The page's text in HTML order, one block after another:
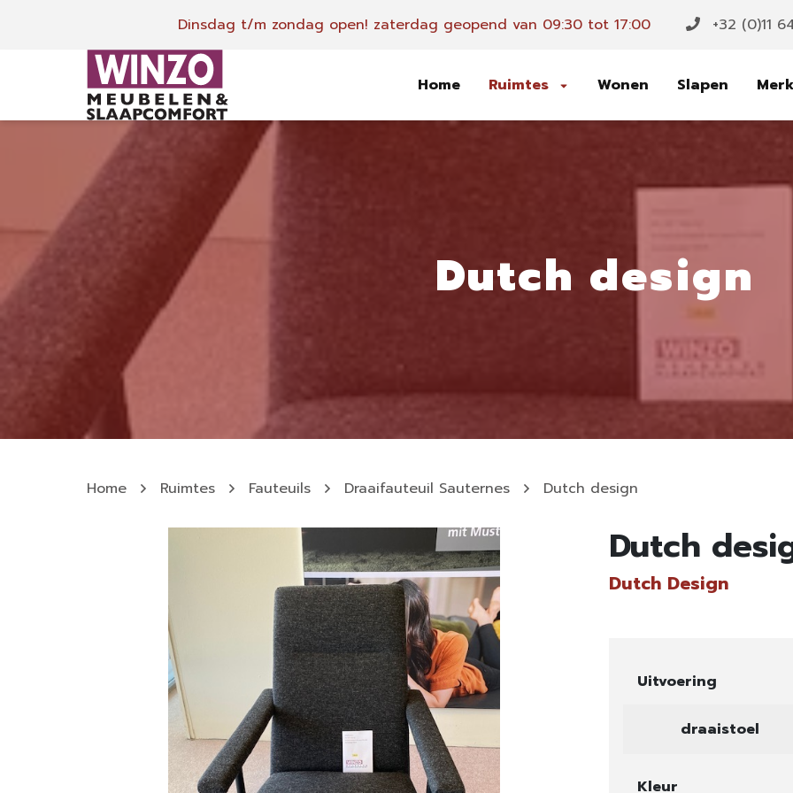
Dinsdag t/m zondag open! zaterdag geopend van 09:30 tot 17:00 +32 (0)11
Home Ruimtes Wonen Slapen
Dutch design
Home Ruimtes Fauteuils Draaifauteuil Sauternes Dutch design
Dutch
Dutch Design
Uitvoering
draaistoel
Kleur